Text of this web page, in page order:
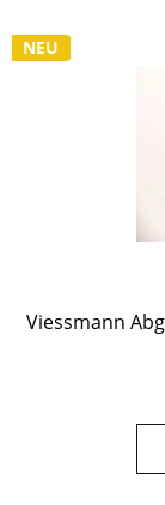
NEU
Viessmann